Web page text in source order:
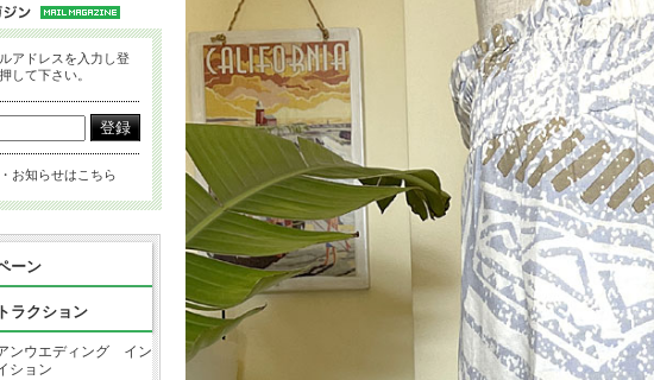
アドレスを入力し登
して下さい。
お知らせはこちら
ーン
ラクション
ンウエディング イン
ション